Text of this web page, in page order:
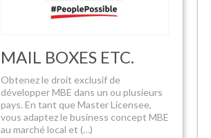
MAIL BOXES ETC.
Obtenez le droit exclusif de
développer MBE dans un ou plusieurs
pays. En tant que Master Licensee,
vous adaptez le business concept MBE
au marché local et (…)